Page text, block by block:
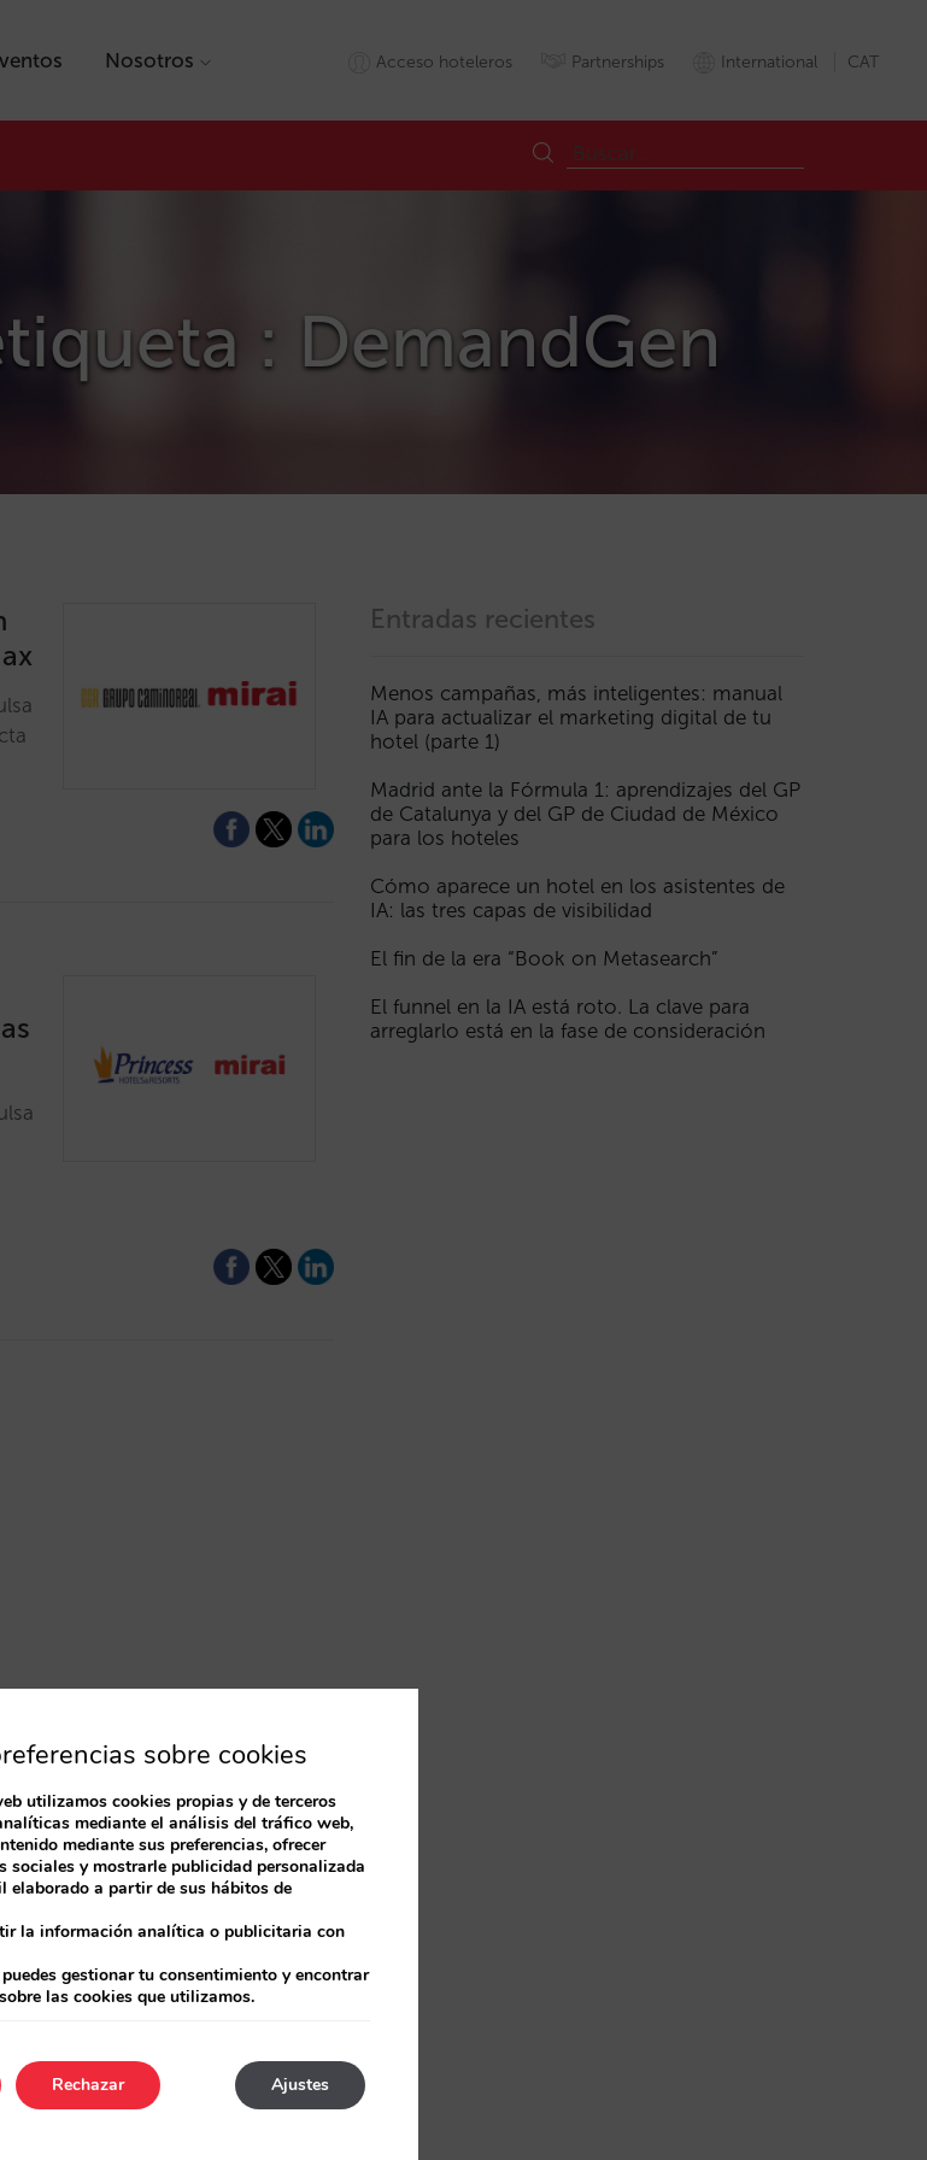
Nosotros Acceso hoteleros Partnerships International CAT
: DemandGen
Entradas recientes
Menos campañas, más inteligentes: manual
IA para actualizar el marketing digital de tu
hotel (parte 1)
Madrid ante la Fórmula 1: aprendizajes del GP
de Catalunya y del GP de Ciudad de México
para los hoteles
Cómo aparece un hotel en los asistentes de
IA: las tres capas de visibilidad
El fin de la era “Book on Metasearch”
El funnel en la IA está roto. La clave para
arreglarlo está en la fase de consideración
sobre cookies
utilizamos cookies propias y de terceros
mediante el análisis del tráfico web,
mediante sus preferencias, ofrecer
sociales y mostrarle publicidad personalizada
elaborado a partir de sus hábitos de
la información analítica o publicitaria con
gestionar tu consentimiento y encontrar
las cookies que utilizamos.
Ajustes
Rechazar